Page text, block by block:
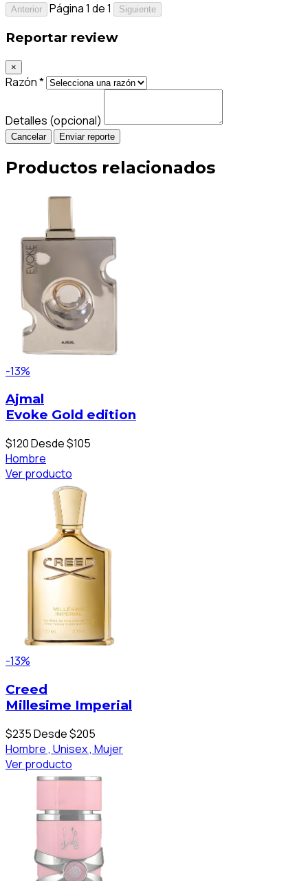
Anterior Página 1 de 1 Siguiente
Reportar review
×
Razón *
Detalles (opcional)
Cancelar Enviar reporte
Productos relacionados
-13%
Ajmal
Evoke Gold edition
$120Desde $105
Hombre
Ver producto
-13%
Creed
Millesime Imperial
$235Desde $205
Hombre , Unisex , Mujer
Ver producto